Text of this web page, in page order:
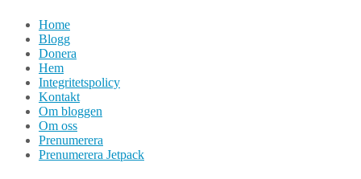
Hoppa
innehåll
Home
Blogg
Donera
Hem
Integritetspolicy
Kontakt
Om bloggen
Om oss
Prenumerera
Prenumerera Jetpack